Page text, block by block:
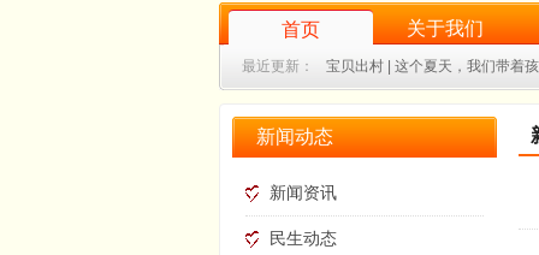
首页 关于我们
最近更新： 宝贝出村 | 这个夏天，我们带着
"耆乐融融·粽享安康"——水北镇老人集体生
新闻动态
新闻资讯
民生动态